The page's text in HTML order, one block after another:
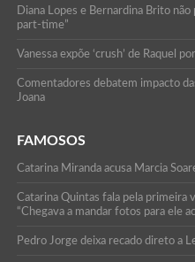
Diana Lopes e Bernardina Brito
part-time”
Vanessa expõe ‘crush’ de Raquel
Comentadores debatem impacto
Joana
FAMOSOS
Catarina Miranda acusa Marcia
Catarina Quintas fala pela primeira
“Chegava a mandar fotos para ele
Pedro Jorge deixa recado direto a